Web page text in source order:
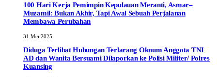
100 Hari Kerja Pemimpin Kepulauan Meranti, Asmar–
Muzamil: Bukan Akhir, Tapi Awal Sebuah Perjalanan
Membawa Perubahan
31 Mei 2025
Diduga Terlibat Hubungan Terlarang Oknum Anggota TNI
AD dan Wanita Bersuami Dilaporkan ke Polisi Militer/ Polres
Kuansing